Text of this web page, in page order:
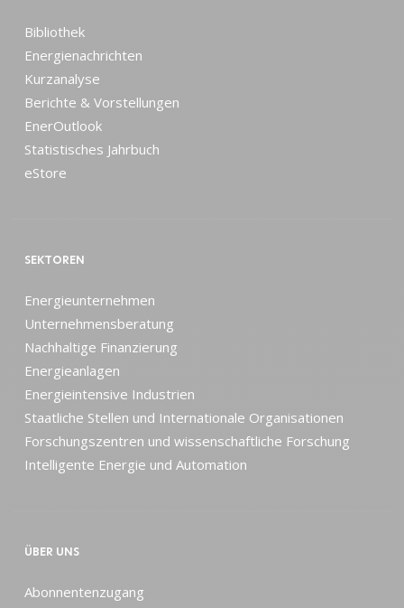
Bibliothek
Energienachrichten
Kurzanalyse
Berichte & Vorstellungen
EnerOutlook
Statistisches Jahrbuch
eStore
SEKTOREN
Energieunternehmen
Unternehmensberatung
Nachhaltige Finanzierung
Energieanlagen
Energieintensive Industrien
Staatliche Stellen und Internationale Organisationen
Forschungszentren und wissenschaftliche Forschung
Intelligente Energie und Automation
ÜBER UNS
Abonnentenzugang